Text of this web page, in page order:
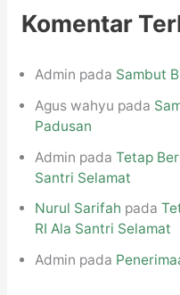
p
Komentar
Admin pada Sambut
Agus wahyu pada
Padusan
Admin padaTetap
Santri Selamat
Nurul Sarifah pada
RI Ala Santri Selamat
Admin pada